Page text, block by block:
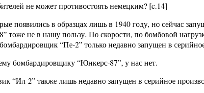
не может противостоять немецким? [c.14]
появились в образцах лишь в 1940 году, но сейчас
не в нашу пользу. По скорости, по бомбовой
“Пе-2” только недавно запущен в
бомбардировщику “Юнкерс-87”, у нас нет.
2” также лишь недавно запущен в серийное